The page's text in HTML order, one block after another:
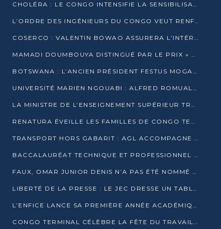
CHOLÉRA : LE CONGO INTENSIFIE LA SENSIBILISATION AU MARCHÉ DE TALANGAÏ
L’ORDRE DES INGÉNIEURS DU CONGO VEUT RENFORCER L’ÉTHIQUE ET LA CRÉDIBILITÉ DE LA PROFESSION
COSERCO : VALENTIN BOWAO ASSURERA L’INTÉRIM À LA TÊTE DU BUREAU EXÉCUTIF NATIONAL
MAMADI DOUMBOUYA DISTINGUÉ PAR LE PRIX « SUPER GRAND BÂTISSEUR BABACAR N’DIAYE »
BOTSWANA : L’ANCIEN PRÉSIDENT FESTUS MOGAE EST MORT À 86 ANS
UNIVERSITÉ MARIEN NGOUABI : ALFRED ROMUALD NGUYA POATY SOUTIENT UNE THÈSE SUR LE PARADOXE DE LA CROISSANCE EN ZONE CEMAC
LA MINISTRE DE L’ENSEIGNEMENT SUPÉRIEUR TRACE SA FEUILLE DE ROUTE
RENATURA ÉVEILLE LES FAMILLES DE CONGO TERMINAL À LA PROTECTION DE L’ENVIRONNEMENT
TRANSPORT HORS GABARIT : AGL ACCOMPAGNE LE DÉVELOPPEMENT DU SECTEUR BRASSICOLE AU CONGO
BACCALAURÉAT TECHNIQUE ET PROFESSIONNEL : 16 352 CANDIDATS LANCÉS DANS LES ÉPREUVES D’EPS
FAUX, OMAR JUNIOR DENIS N’A PAS ÉTÉ NOMMÉ AIDE DE CAMP ADJOINT DE DENIS SASSOU NGUESSO
LIBERTÉ DE LA PRESSE : LE JEC DRESSE UN TABLEAU PRÉOCCUPANT AU CONGO
L’ENFICE LANCE SA PREMIÈRE ANNÉE ACADÉMIQUE AVEC 100 FUTURS ENSEIGNANTS
CONGO TERMINAL CÉLÈBRE LA FÊTE DU TRAVAIL AVEC SES COLLABORATEURS À POINTE-NOIRE